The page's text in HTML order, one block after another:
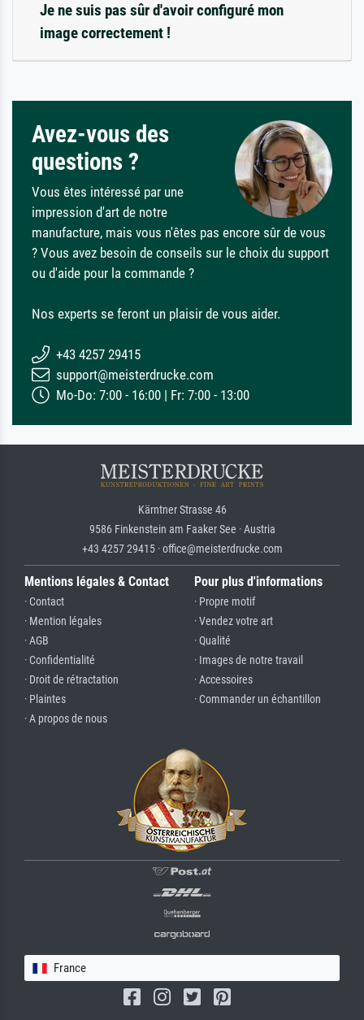
Je ne suis pas sûr d'avoir configuré mon
image correctement !
Avez-vous des
questions ?
Vous êtes intéressé par une
impression d'art de notre
manufacture, mais vous n'êtes pas encore sûr de vous
? Vous avez besoin de conseils sur le choix du support
ou d'aide pour la commande ?
Nos experts se feront un plaisir de vous aider.
+43 4257 29415
support@meisterdrucke.com
Mo-Do: 7:00 - 16:00 | Fr: 7:00 - 13:00
Kärntner Strasse 46
9586 Finkenstein am Faaker See · Austria
+43 4257 29415 · office@meisterdrucke.com
Mentions légales & Contact
· Contact
· Mention légales
· AGB
· Confidentialité
· Droit de rétractation
· Plaintes
· A propos de nous
Pour plus d'informations
· Propre motif
· Vendez votre art
· Qualité
· Images de notre travail
· Accessoires
· Commander un échantillon
France